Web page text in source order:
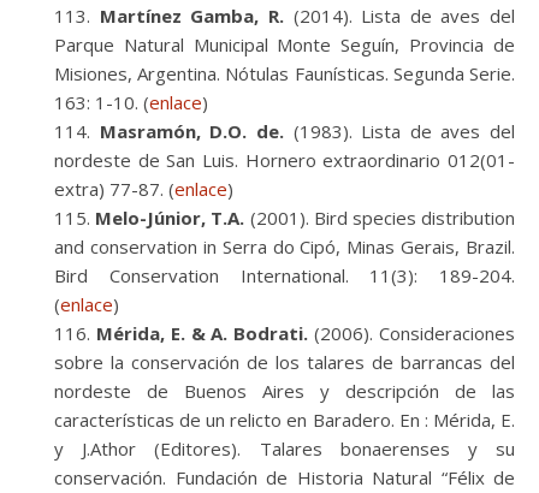
Martínez Gamba, R.(2014). Lista de aves del
Parque Natural Municipal Monte Seguín, Provincia de
Misiones, Argentina. Nótulas Faunísticas. Segunda Serie.
163: 1-10. (enlace)
Masramón, D.O. de.(1983). Lista de aves del
nordeste de San Luis. Hornero extraordinario 012(01-
extra) 77-87. (enlace)
Melo-Júnior, T.A. (2001). Bird species distribution
and conservation in Serra do Cipó, Minas Gerais, Brazil.
Bird Conservation International. 11(3): 189-204.
(enlace)
Mérida, E. & A. Bodrati. (2006). Consideraciones
sobre la conservación de los talares de barrancas del
nordeste de Buenos Aires y descripción de las
características de un relicto en Baradero. En : Mérida, E.
y J.Athor (Editores). Talares bonaerenses y su
conservación. Fundación de Historia Natural “Félix de